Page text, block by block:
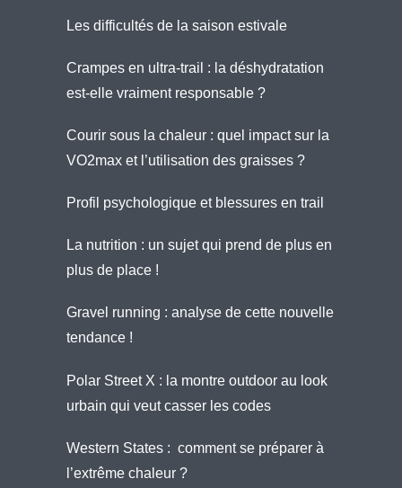
Les difficultés de la saison estivale
Crampes en ultra-trail : la déshydratation
est-elle vraiment responsable ?
Courir sous la chaleur : quel impact sur la
VO2max et l’utilisation des graisses ?
Profil psychologique et blessures en trail
La nutrition : un sujet qui prend de plus en
plus de place !
Gravel running : analyse de cette nouvelle
tendance !
Polar Street X : la montre outdoor au look
urbain qui veut casser les codes
Western States : comment se préparer à
l’extrême chaleur ?